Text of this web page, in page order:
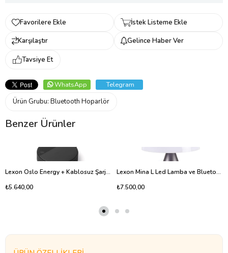
Favorilere Ekle
İstek Listeme Ekle
Karşılaştır
Gelince Haber Ver
Tavsiye Et
WhatsApp
Telegram
Ürün Grubu: Bluetooth Hoparlör
Benzer Ürünler
Lexon Oslo Energy + Kablosuz Şarj Cihazı ve Bluetooth Hoparlör Siyah
₺5.640,00
Lexon Mina L Led Lamba ve Bluetooth Hoparlör Metalik Gri
₺7.500,00